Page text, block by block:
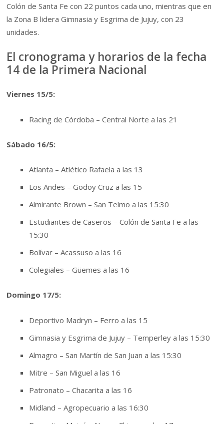
Colón de Santa Fe con 22 puntos cada uno, mientras que en
la Zona B lidera Gimnasia y Esgrima de Jujuy, con 23
unidades.
El cronograma y horarios de la fecha
14 de la Primera Nacional
Viernes 15/5:
Racing de Córdoba – Central Norte a las 21
Sábado 16/5:
Atlanta – Atlético Rafaela a las 13
Los Andes – Godoy Cruz a las 15
Almirante Brown – San Telmo a las 15:30
Estudiantes de Caseros – Colón de Santa Fe a las
15:30
Bolívar – Acassuso a las 16
Colegiales – Güemes a las 16
Domingo 17/5:
Deportivo Madryn – Ferro a las 15
Gimnasia y Esgrima de Jujuy – Temperley a las 15:30
Almagro – San Martín de San Juan a las 15:30
Mitre – San Miguel a las 16
Patronato – Chacarita a las 16
Midland – Agropecuario a las 16:30